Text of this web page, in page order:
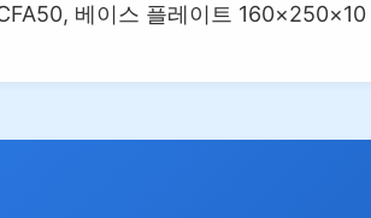
베이스 플레이트